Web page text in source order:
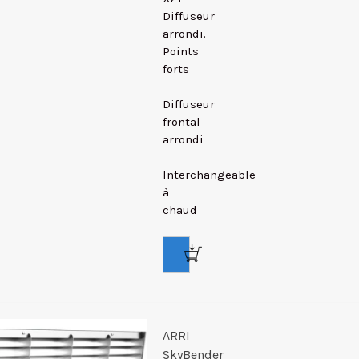
Diffuseur
arrondi.
Points
forts
Diffuseur
frontal
arrondi
Interchangeable
à
chaud
ARRI
SkyBender